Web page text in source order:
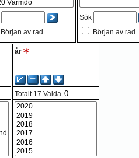
Början av rad
Sök
Början av rad
år
Totalt 17 Valda